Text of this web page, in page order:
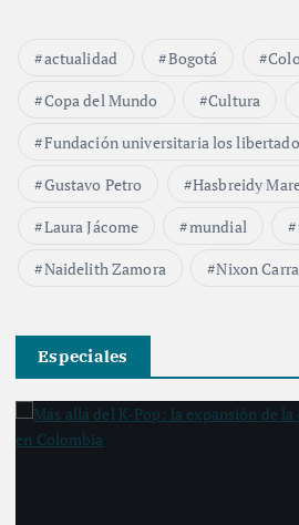
actualidad Bogotá
Copa del Mundo
Cultura
Fundación universitaria los
Gustavo Petro
Hasbreidy
Laura Jácome
mundial
Naidelith Zamora
Nixon
Especiales